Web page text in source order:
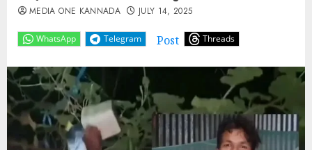
WhatsApp Telegram Post Threads
MEDIA ONE KANNADA JULY 14, 2025